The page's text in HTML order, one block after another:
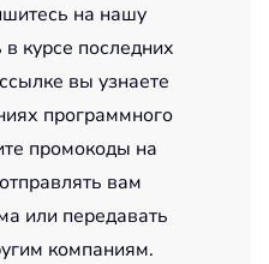
на нашу
курсе последних
вы узнаете
программного
промокоды на
вам
или передавать
компаниям.